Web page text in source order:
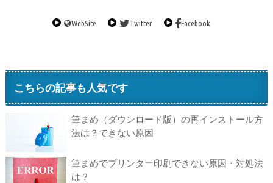
WebSite Twitter Facebook
こちらの記事も人気です
筆まめ（ダウンロード版）の再インストール方
法は？できない原因
筆まめでプリンター印刷できない原因・対処法
は？